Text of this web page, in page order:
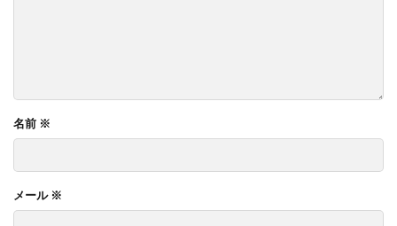
名前 ※
メール ※